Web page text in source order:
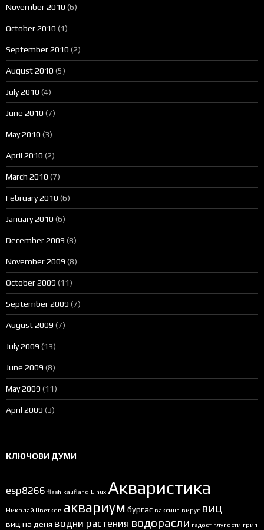
November 2010 (6)
October 2010 (1)
September 2010 (2)
August 2010 (5)
July 2010 (4)
June 2010 (7)
May 2010 (3)
April 2010 (2)
March 2010 (7)
February 2010 (6)
January 2010 (6)
December 2009 (8)
November 2009 (8)
October 2009 (11)
September 2009 (7)
August 2009 (7)
July 2009 (13)
June 2009 (8)
May 2009 (11)
April 2009 (3)
КЛЮЧОВИ ДУМИ
esp8266 flash kaufland Linux Акваристика
Николай Цветков аквариум бургас ваксина вирус виц
виц на деня водни растения водорасли гадост глупости грип